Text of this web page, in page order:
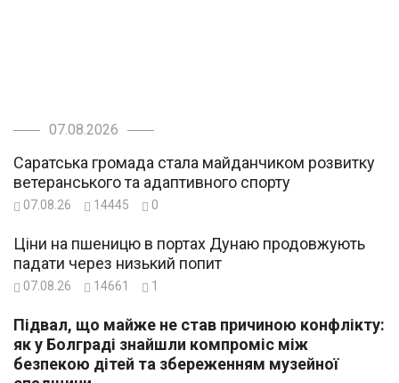
07.08.2026
Саратська громада стала майданчиком розвитку
ветеранського та адаптивного спорту
07.08.26 14445 0
Ціни на пшеницю в портах Дунаю продовжують
падати через низький попит
07.08.26 14661 1
Підвал, що майже не став причиною конфлікту:
як у Болграді знайшли компроміс між
безпекою дітей та збереженням музейної